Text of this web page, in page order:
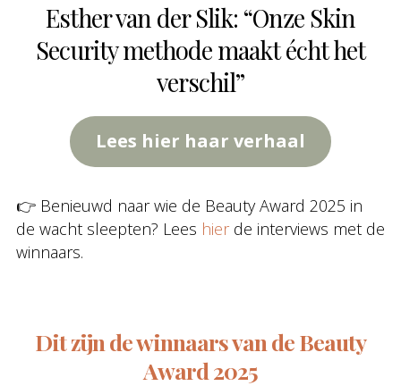
Esther van der Slik: “Onze Skin
Security methode maakt écht het
verschil”
Lees hier haar verhaal
👉 Benieuwd naar wie de Beauty Award 2025 in
de wacht sleepten? Lees hier de interviews met de
winnaars.
Dit zijn de winnaars van de Beauty
Award 2025